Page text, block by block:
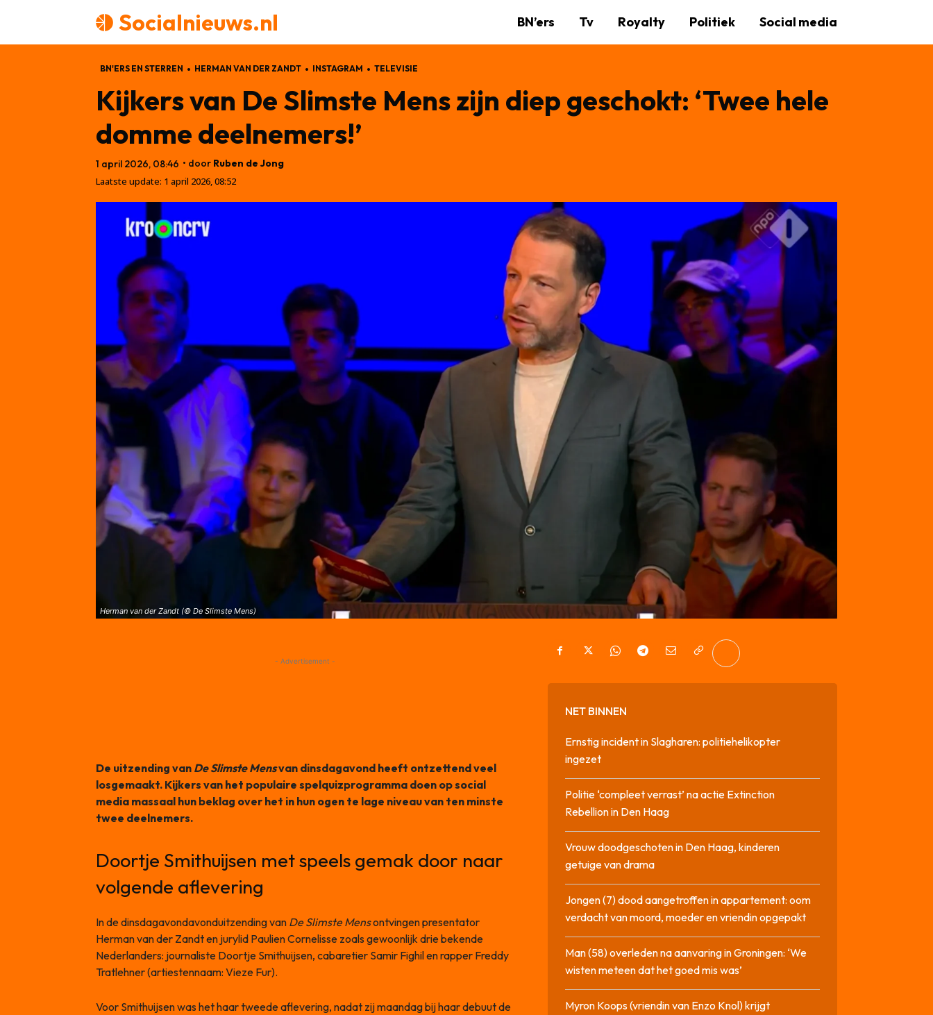
Socialnieuws.nl BN’ers Tv Royalty Politiek Social media
BN'ERS EN STERREN HERMAN VAN DER ZANDT INSTAGRAM TELEVISIE
Kijkers van De Slimste Mens zijn diep geschokt: ‘Twee hele
domme deelnemers!’
1 april 2026, 08:46 • door Ruben de Jong
Laatste update: 1 april 2026, 08:52
Herman van der Zandt (© De Slimste Mens)
- Advertisement -
De uitzending van De Slimste Mensvan dinsdagavond heeft ontzettend veel
losgemaakt. Kijkers van het populaire spelquizprogramma doen op social
media massaal hun beklag over het in hun ogen te lage niveau van ten minste
twee deelnemers.
Doortje Smithuijsen met speels gemak door naar
volgende aflevering
In de dinsdagavondavonduitzending van De Slimste Mensontvingen presentator
Herman van der Zandt en jurylid Paulien Cornelisse zoals gewoonlijk drie bekende
Nederlanders: journaliste Doortje Smithuijsen, cabaretier Samir Fighil en rapper Freddy
Tratlehner (artiestennaam: Vieze Fur).
Voor Smithuijsen was het haar tweede aflevering, nadat zij maandag bij haar debuut de
NET BINNEN
Ernstig incident in Slagharen: politiehelikopter
ingezet
Politie ‘compleet verrast’ na actie Extinction
Rebellion in Den Haag
Vrouw doodgeschoten in Den Haag, kinderen
getuige van drama
Jongen (7) dood aangetroffen in appartement: oom
verdacht van moord, moeder en vriendin opgepakt
Man (58) overleden na aanvaring in Groningen: ‘We
wisten meteen dat het goed mis was’
Myron Koops (vriendin van Enzo Knol) krijgt